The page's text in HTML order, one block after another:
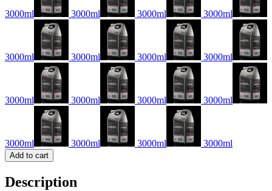
3000ml 3000ml 3000ml 3000ml
3000ml 3000ml 3000ml 3000ml
3000ml 3000ml 3000ml 3000ml
3000ml 3000ml 3000ml 3000ml
Add to cart
Description